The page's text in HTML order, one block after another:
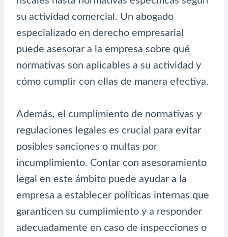
su actividad comercial. Un abogado
especializado en derecho empresarial
puede asesorar a la empresa sobre qué
normativas son aplicables a su actividad y
cómo cumplir con ellas de manera efectiva.
Además, el cumplimiento de normativas y
regulaciones legales es crucial para evitar
posibles sanciones o multas por
incumplimiento. Contar con asesoramiento
legal en este ámbito puede ayudar a la
empresa a establecer políticas internas que
garanticen su cumplimiento y a responder
adecuadamente en caso de inspecciones o